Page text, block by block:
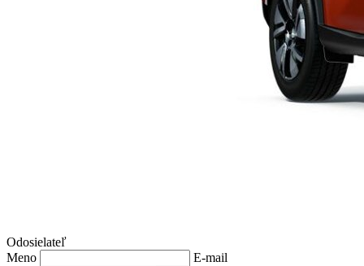
Odosielateľ
Meno
E-mail